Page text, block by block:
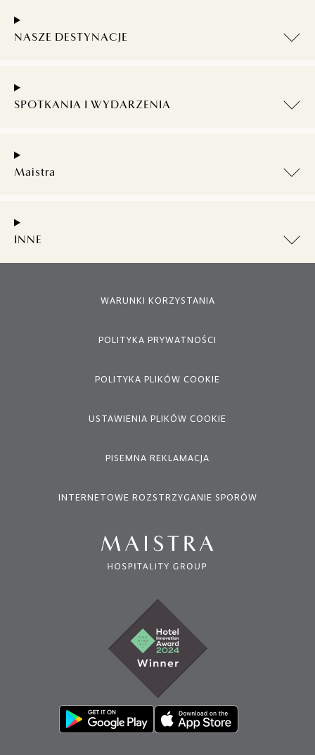
NASZE DESTYNACJE
SPOTKANIA I WYDARZENIA
Maistra
INNE
WARUNKI KORZYSTANIA
POLITYKA PRYWATNOŚCI
POLITYKA PLIKÓW COOKIE
USTAWIENIA PLIKÓW COOKIE
PISEMNA REKLAMACJA
INTERNETOWE ROZSTRZYGANIE SPORÓW